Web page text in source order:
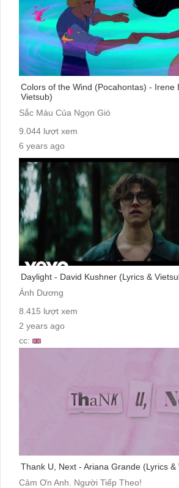
Colors of the Wind (Pocahontas) - Irene
Vietsub)
Sắc Màu Của Ngọn Gió
9.044 lượt xem
6 years ago
cc:
Daylight - David Kushner (Lyrics &
Ánh Dương
8.415 lượt xem
2 years ago
cc:
Thank U, Next - Ariana Grande (Lyrics &
Cảm Ơn Anh. Người Tiếp Theo!